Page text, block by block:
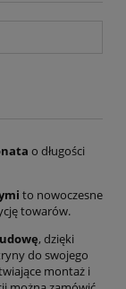
o długości
to nowoczesne
towarów.
, dzięki
do swojego
montaż i